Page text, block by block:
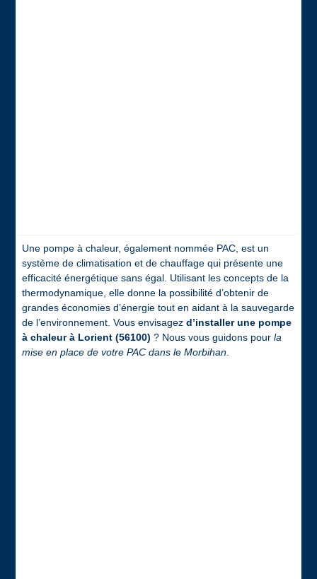
Une pompe à chaleur, également nommée PAC, est un
système de climatisation et de chauffage qui présente une
efficacité énergétique sans égal. Utilisant les concepts de la
thermodynamique, elle donne la possibilité d’obtenir de
grandes économies d’énergie tout en aidant à la sauvegarde
de l’environnement. Vous envisagezd’installer une pompe
à chaleur à Lorient (56100) ? Nous vous guidons pourla
mise en place de votre PAC dans le Morbihan